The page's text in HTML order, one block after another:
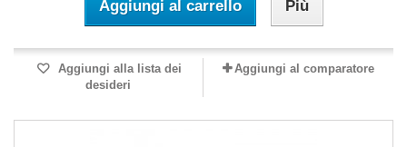
Aggiungi al carrello Più
Aggiungi alla lista dei
desideri
Aggiungi al comparatore